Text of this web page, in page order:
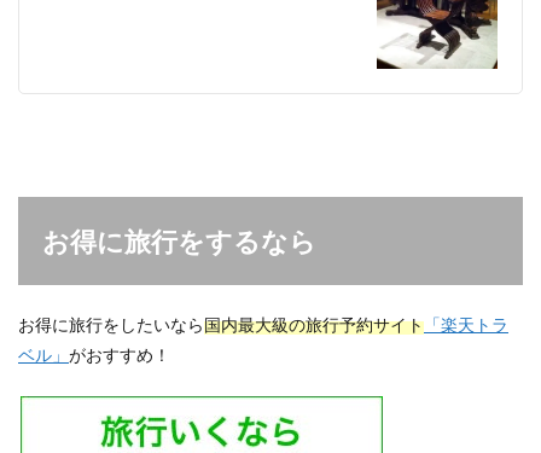
お得に旅行をするなら
お得に旅行をしたいなら国内最大級の旅行予約サイト 「楽天トラ
ベル」 がおすすめ！